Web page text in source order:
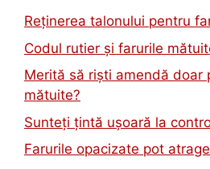
Reținerea talonului pentru
Codul rutier și farurile
Merită să riști amendă doar
mătuite?
Sunteți țintă ușoară la
Farurile opacizate pot